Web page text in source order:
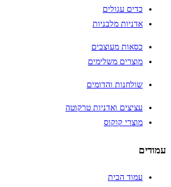
כדים עגולים
אדניות מלבניות
כסאות מעוצבים
מוצרים משלימים
שולחנות והדומים
עציצים ואדניות טרקוטה
מוצרי קוקוס
עמודים
עמוד הבית